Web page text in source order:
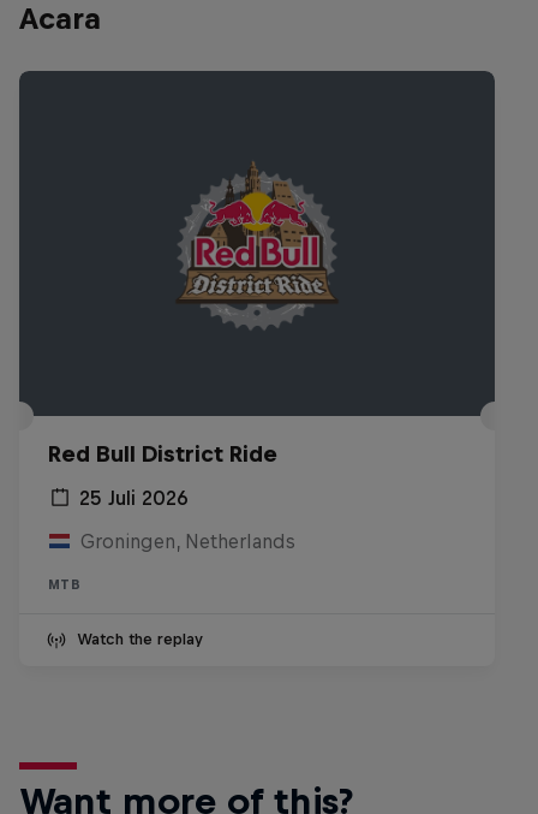
Acara
Red Bull District Ride
25 Juli 2026
Groningen, Netherlands
MTB
Watch the replay
Want more of this?